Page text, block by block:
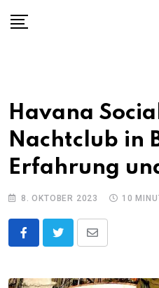
Havana
Nachtclub in
Erfahrung
8. OKTOBER 2023 10
Share
Email